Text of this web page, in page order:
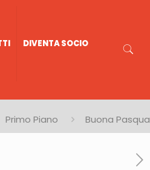
DIVENTA SOCIO
Primo Piano Buona Pasqua